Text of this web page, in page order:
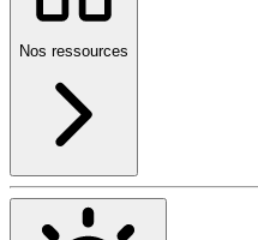
Nos ressources